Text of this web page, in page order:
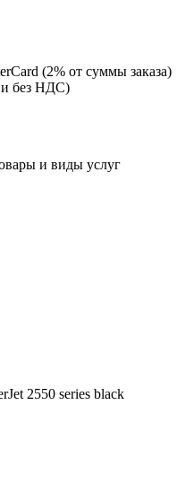
(2% от суммы заказа)
и без НДС)
и виды услуг
2550 series black